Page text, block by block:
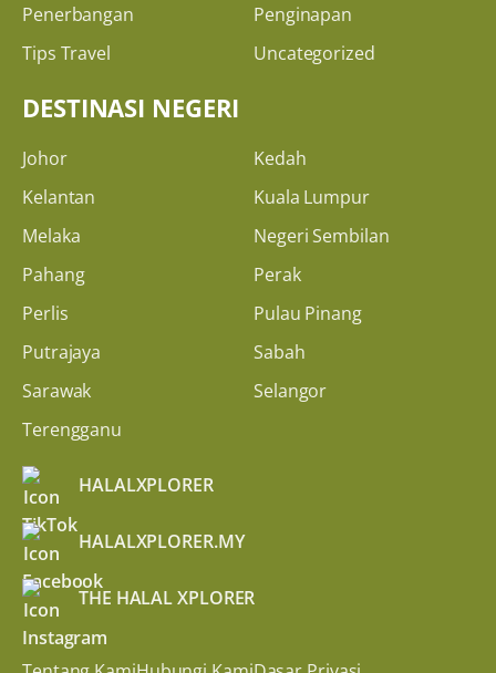
Penerbangan
Penginapan
Tips Travel
Uncategorized
DESTINASI NEGERI
Johor
Kedah
Kelantan
Kuala Lumpur
Melaka
Negeri Sembilan
Pahang
Perak
Perlis
Pulau Pinang
Putrajaya
Sabah
Sarawak
Selangor
Terengganu
HALALXPLORER
HALALXPLORER.MY
THE HALAL XPLORER